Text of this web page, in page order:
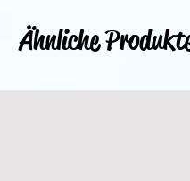
Ähnliche